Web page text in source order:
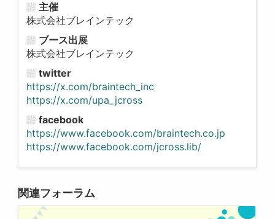
主催
株式会社ブレインテック
ブース出展
株式会社ブレインテック
twitter
https://x.com/braintech_inc
https://x.com/upa_jcross
facebook
https://www.facebook.com/braintech.co.jp
https://www.facebook.com/jcross.lib/
関連フォーラム